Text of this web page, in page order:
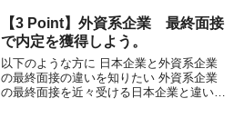
旨は、日本企業であっても外資系企業であ
っても変わらな...
【3 Point】外資系企業 最終面接
で内定を獲得しよう。
以下のような方に 日本企業と外資系企業
の最終面接の違いを知りたい 外資系企業
の最終面接を近々受ける日本企業と違い、